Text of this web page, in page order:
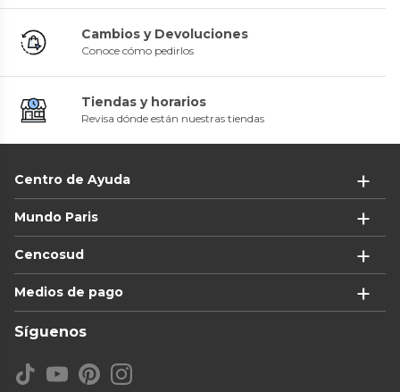
Cambios y Devoluciones
Conoce cómo pedirlos
Tiendas y horarios
Revisa dónde están nuestras tiendas
Centro de Ayuda
Mundo Paris
Cencosud
Medios de pago
Síguenos